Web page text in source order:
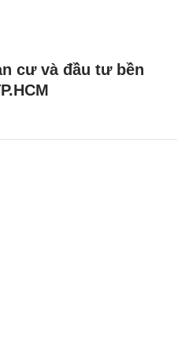
cư và đầu tư bền